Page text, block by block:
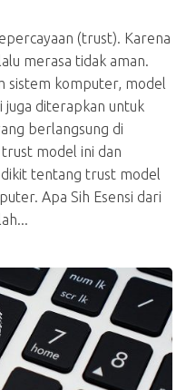
(trust). Karena
merasa tidak aman.
sistem komputer, model
juga diterapkan untuk
berlangsung di
model ini dan
tentang trust model
Apa Sih Esensi dari